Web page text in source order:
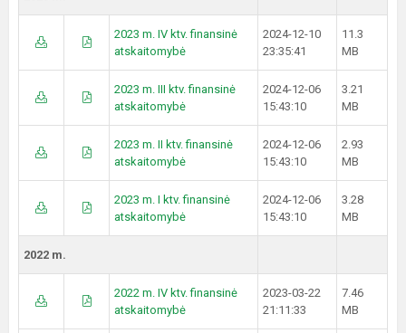
2023 m. IV ktv. finansinė
atskaitomybė
2024-12-10
23:35:41
11.3
MB
2023 m. III ktv. finansinė
atskaitomybė
2024-12-06
15:43:10
3.21
MB
2023 m. II ktv. finansinė
atskaitomybė
2024-12-06
15:43:10
2.93
MB
2023 m. I ktv. finansinė
atskaitomybė
2024-12-06
15:43:10
3.28
MB
2022 m.
2022 m. IV ktv. finansinė
atskaitomybė
2023-03-22
21:11:33
7.46
MB